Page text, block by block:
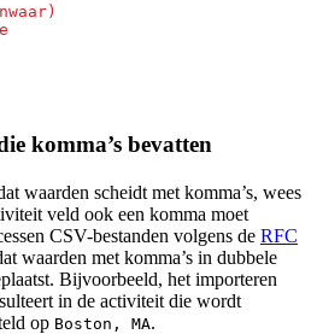
komma’s bevatten
waarden scheidt met komma’s, wees
veld ook een komma moet
CSV-bestanden volgens de RFC
waarden met komma’s in dubbele
Bijvoorbeeld, het importeren
in de activiteit die wordt
op Boston, MA.